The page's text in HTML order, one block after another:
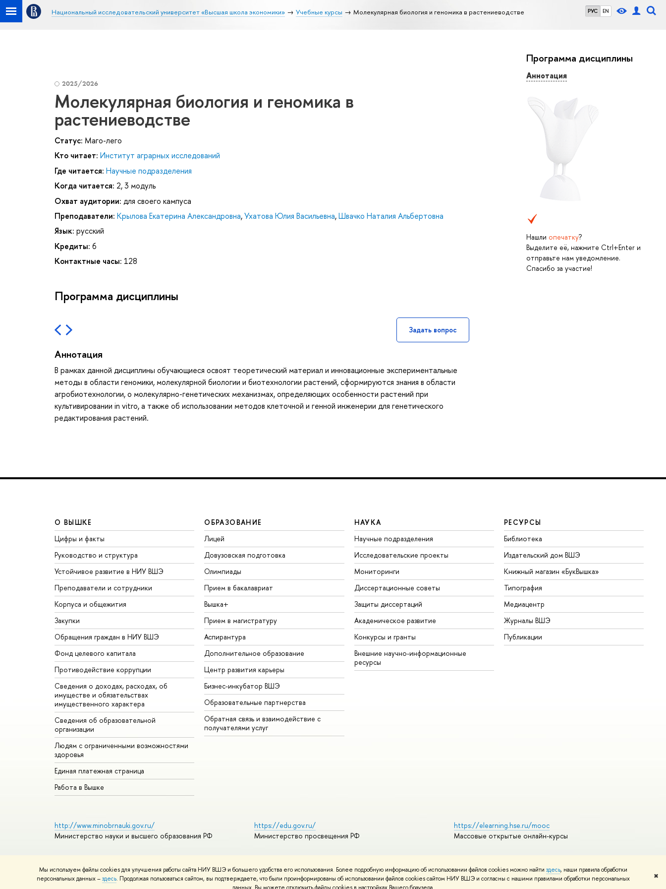
Мы используем файлы cookies для улучшения работы сайта НИУ ВШЭ и большего удобства его использования. Более подробную информацию об использовании файлов cookies можно найти здесь, наши правила обработки
персональных данных –здесь. Продолжая пользоваться сайтом, вы подтверждаете, что были проинформированы об использовании файлов cookies сайтом НИУ ВШЭ и согласны с нашими правилами обработки персональных
✖
РУС EN
Национальный исследовательский университет «Высшая школа экономики» Учебные курсы Молекулярная биология и геномика в растениеводстве
Программа дисциплины
Аннотация
Нашли опечатку?
Выделите её, нажмите Ctrl+Enter и
отправьте нам уведомление.
Спасибо за участие!
2025/2026
Молекулярная биология и геномика в
растениеводстве
Статус: Маго-лего
Кто читает: Институт аграрных исследований
Где читается: Научные подразделения
Когда читается: 2, 3 модуль
Охват аудитории: для своего кампуса
Преподаватели: Крылова Екатерина Александровна,Ухатова Юлия Васильевна,Швачко Наталия Альбертовна
Язык: русский
Кредиты: 6
Контактные часы: 128
Программа дисциплины
Задать вопрос
Аннотация
В рамках данной дисциплины обучающиеся освоят теоретический материал и инновационные экспериментальные
методы в области геномики, молекулярной биологии и биотехнологии растений, сформируются знания в области
агробиотехнологии, о молекулярно-генетических механизмах, определяющих особенности растений при
культивировании in vitro, а также об использовании методов клеточной и генной инженерии для генетического
редактирования растений.
О ВЫШКЕ
Цифры и факты
Руководство и структура
Устойчивое развитие в НИУ ВШЭ
Преподаватели и сотрудники
Корпуса и общежития
Закупки
Обращения граждан в НИУ ВШЭ
Фонд целевого капитала
Противодействие коррупции
Сведения о доходах, расходах, об
имуществе и обязательствах
имущественного характера
Сведения об образовательной
организации
Людям с ограниченными возможностями
здоровья
Единая платежная страница
Работа в Вышке
ОБРАЗОВАНИЕ
Лицей
Довузовская подготовка
Олимпиады
Прием в бакалавриат
Вышка+
Прием в магистратуру
Аспирантура
Дополнительное образование
Центр развития карьеры
Бизнес-инкубатор ВШЭ
Образовательные партнерства
Обратная связь и взаимодействие с
получателями услуг
НАУКА
Научные подразделения
Исследовательские проекты
Мониторинги
Диссертационные советы
Защиты диссертаций
Академическое развитие
Конкурсы и гранты
Внешние научно-информационные
ресурсы
РЕСУРСЫ
Библиотека
Издательский дом ВШЭ
Книжный магазин «БукВышка»
Типография
Медиацентр
Журналы ВШЭ
Публикации
http://www.minobrnauki.gov.ru/
Министерство науки и высшего образования РФ
https://edu.gov.ru/
Министерство просвещения РФ
https://elearning.hse.ru/mooc
Массовые открытые онлайн-курсы
© НИУ ВШЭ 1993–2026 Адреса и контакты Условия использования материалов
Политика конфиденциальности
Редактору